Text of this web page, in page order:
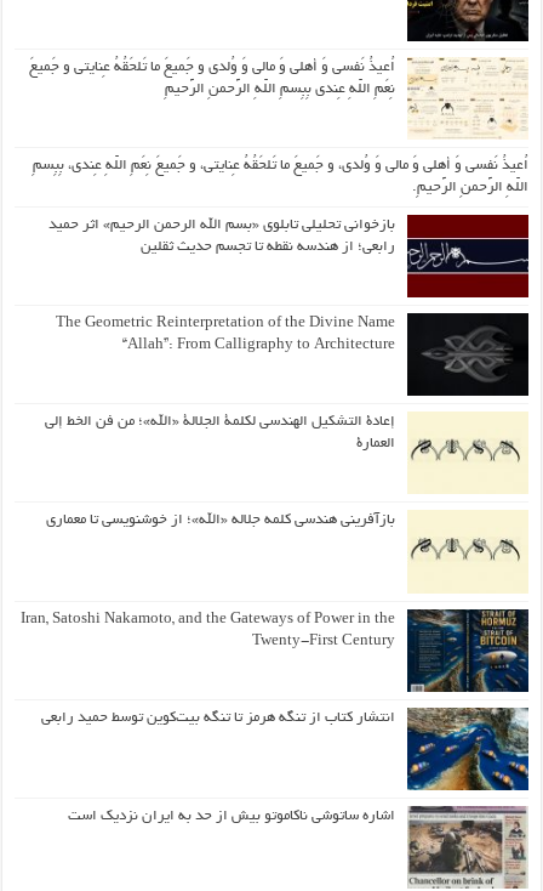
اُعیذُ نَفسی وَ أهلی وَ مالی وَ وُلدی و جَمیعَ ما تَلحَقُهُ عِنایتی و جَمیعَ
نِعَمِ اللّهِ عِندی بِبِسمِ اللّهِ الرَّحمنِ الرَّحیمِ
اُعیذُ نَفسی وَ أهلی وَ مالی وَ وُلدی، و جَمیعَ ما تَلحَقُهُ عِنایتی، و جَمیعَ نِعَمِ اللّهِ عِندی، بِبِسمِ
اللّهِ الرَّحمنِ الرَّحیمِ.
بازخوانی تحلیلی تابلوی «بسم الله الرحمن الرحیم» اثر حمید
رابعی؛ از هندسه نقطه تا تجسم حدیث ثقلین
The Geometric Reinterpretation of the Divine Name
“Allah”: From Calligraphy to Architecture
إعادة التشكيل الهندسي لكلمة الجلالة «الله»؛ من فن الخط إلى
العمارة
بازآفرینی هندسی کلمه جلاله «الله»؛ از خوشنویسی تا معماری
Iran, Satoshi Nakamoto, and the Gateways of Power in the
Twenty-First Century
انتشار کتاب از تنگه هرمز تا تنگه بیت‌کوین توسط حمید رابعی
اشاره ساتوشی ناکاموتو بیش از حد به ایران نزدیک است